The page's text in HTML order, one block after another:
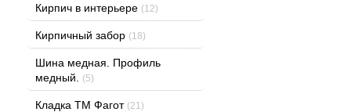
Кирпич в интерьере (12)
Кирпичный забор (18)
Шина медная. Профиль
медный.
(5)
Кладка ТМ Фагот (21)